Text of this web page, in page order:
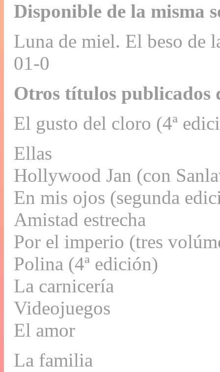
Disponible de la misma
Luna de miel. El beso de
01-0
Otros títulos publicados
El gusto del cloro (4ª
Ellas
Hollywood Jan (con
En mis ojos (segunda
Amistad estrecha
Por el imperio (tres
Polina (4ª edición)
La carnicería
Videojuegos
El amor
La familia